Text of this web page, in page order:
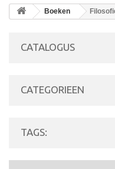
Boeken
CATALOGUS
CATEGORIEEN
TAGS: